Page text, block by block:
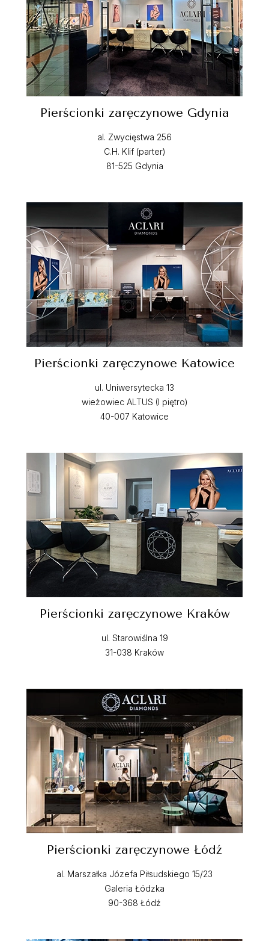
Pierścionki zaręczynowe Gdynia
al. Zwycięstwa 256
C.H. Klif (parter)
81-525 Gdynia
Pierścionki zaręczynowe Katowice
ul. Uniwersytecka 13
wieżowiec ALTUS (I piętro)
40-007 Katowice
Pierścionki zaręczynowe Kraków
ul. Starowiślna 19
31-038 Kraków
Pierścionki zaręczynowe Łódź
al. Marszałka Józefa Piłsudskiego 15/23
Galeria Łódzka
90-368 Łódź